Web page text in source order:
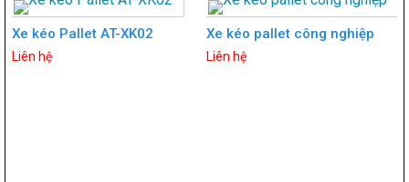
Xe kéo Pallet AT-XK02
Liên hệ
Xe kéo pallet công nghiệp
Liên hệ